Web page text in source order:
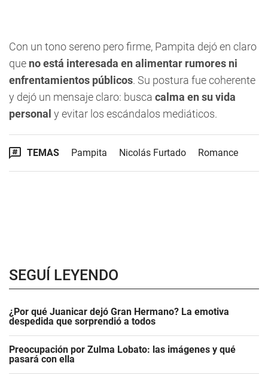
Con un tono sereno pero firme, Pampita dejó en claro
que no está interesada en alimentar rumores ni
enfrentamientos públicos. Su postura fue coherente
y dejó un mensaje claro: busca calma en su vida
personal y evitar los escándalos mediáticos.
TEMAS Pampita Nicolás Furtado Romance
SEGUÍ LEYENDO
¿Por qué Juanicar dejó Gran Hermano? La emotiva
despedida que sorprendió a todos
Preocupación por Zulma Lobato: las imágenes y qué
pasará con ella